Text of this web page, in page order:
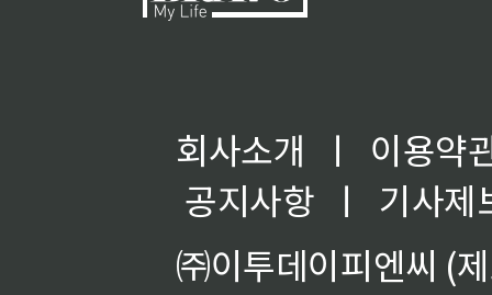
회사소개 ㅣ
이용약
공지사항
ㅣ
기사제
㈜이투데이피엔씨 (